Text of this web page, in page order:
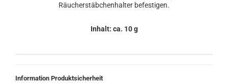
Räucherstäbchenhalter befestigen.
Inhalt: ca. 10 g
Information Produktsicherheit